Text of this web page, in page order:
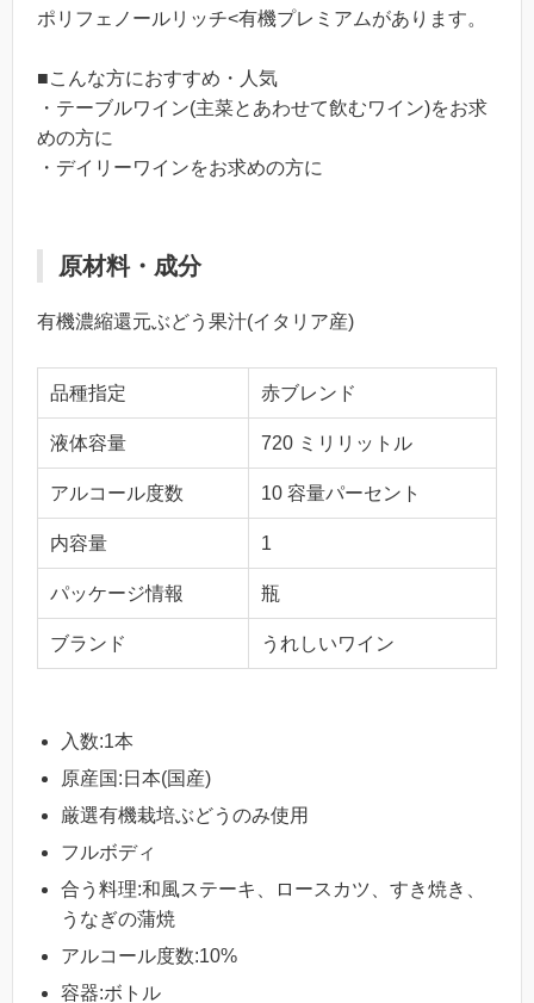
ポリフェノールリッチ<有機プレミアムがあります。
■こんな方におすすめ・人気
・テーブルワイン(主菜とあわせて飲むワイン)をお求
めの方に
・デイリーワインをお求めの方に
原材料・成分
有機濃縮還元ぶどう果汁(イタリア産)
品種指定 赤ブレンド
液体容量 720 ミリリットル
アルコール度数 10 容量パーセント
内容量 1
パッケージ情報 瓶
ブランド うれしいワイン
入数:1本
原産国:日本(国産)
厳選有機栽培ぶどうのみ使用
フルボディ
合う料理:和風ステーキ、ロースカツ、すき焼き、
うなぎの蒲焼
アルコール度数:10%
容器:ボトル